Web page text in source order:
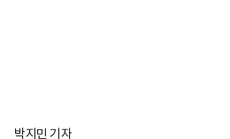
박지민 기자